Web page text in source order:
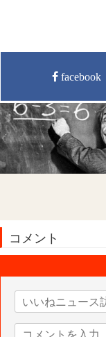
facebook
コメント